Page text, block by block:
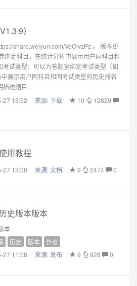
）
share.weiyun.com/VeOlvzPz 。 版本更
绑定科目，在统计分析中展示用户同科目和
考试类型：可以为答题室绑定考试类型（如
展示用户同科目和同考试类型的历史排名
描述题目...
27 13:52 來源:下载 10
12829
用教程
27 13:08 來源:文档 9 2474 0
史版本版本
本
历史 版本
作者
27 11:08 來源: 发布 9 928 0